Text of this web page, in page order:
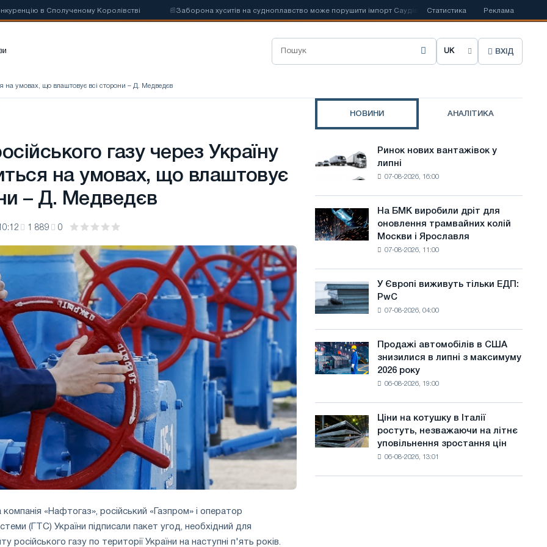
Сполученому Королівстві 📰Заборона хуситів на судноплавство може порушити імпорт Саудівської сталі 📰Іспанська Acerinox
Статистика Реклама
О
р
м
в
у
а
у
ВХІД
на умовах, що влаштовує всі сторони – Д. Медведєв
газу через Україну
на умовах, що влаштовує
– Д. Медведєв
1 889 0
«Нафтогаз», російський «Газпром» і оператор
(ГТС) України підписали пакет угод, необхідний для
російського газу по території України на наступні п'ять років.
НОВИНИ АНАЛІТИКА
Ринок
нових
вантажівок
Ринок нових вантажівок у
липні
07-08-2026, 16:00
На
БМК
виробили
трамвайних
колій
і
Ярославля
На БМК виробили дріт для
оновлення трамвайних колій
Москви і Ярославля
07-08-2026, 11:00
Європі
виживуть
PwC
У Європі виживуть тільки ЕДП:
PwC
07-08-2026, 04:00
Продажі
автомобілів
в
липні
з
року
Продажі автомобілів в США
знизилися в липні з максимуму
2026 року
06-08-2026, 19:00
Ціни
на
котушку
Ціни на котушку в Італії
ростуть, незважаючи на літнє
уповільнення зростання цін
06-08-2026, 13:01